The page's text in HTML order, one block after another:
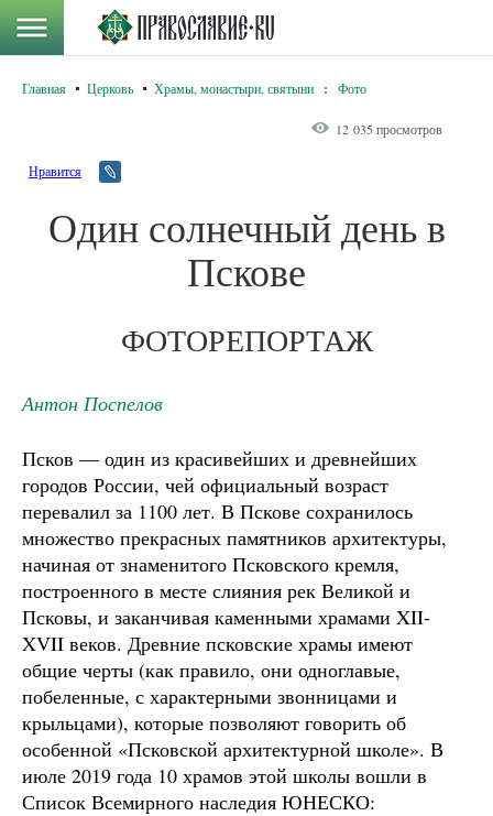
Главная Церковь Храмы, монастыри, святыни : Фото
12 035 просмотров
Нравится
Один солнечный день в
Пскове
ФОТОРЕПОРТАЖ
Антон Поспелов
Псков — один из красивейших и древнейших
городов России, чей официальный возраст
перевалил за 1100 лет. В Пскове сохранилось
множество прекрасных памятников архитектуры,
начиная от знаменитого Псковского кремля,
построенного в месте слияния рек Великой и
Псковы, и заканчивая каменными храмами XII-
XVII веков. Древние псковские храмы имеют
общие черты (как правило, они одноглавые,
побеленные, с характерными звонницами и
крыльцами), которые позволяют говорить об
особенной «Псковской архитектурной школе». В
июле 2019 года 10 храмов этой школы вошли в
Список Всемирного наследия ЮНЕСКО: